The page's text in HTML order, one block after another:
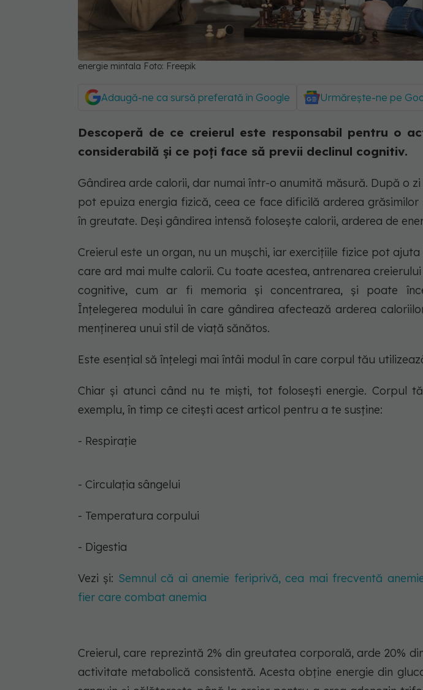
energie mintala Foto: Freepik
Adaugă-ne ca sursă preferată în Google Urmărește-ne pe
Descoperă de ce creierul este responsabil pentru o
considerabilă și ce poți face să previi declinul cognitiv.
Gândirea arde calorii, dar numai într-o anumită măsură. După o
pot epuiza energia fizică, ceea ce face dificilă arderea
în greutate. Deși gândirea intensă folosește calorii, arderea de
Creierul este un organ, nu un mușchi, iar exercițiile fizice pot
care ard mai multe calorii. Cu toate acestea, antrenarea
cognitive, cum ar fi memoria și concentrarea, și poate
Înțelegerea modului în care gândirea afectează arderea
menținerea unui stil de viață sănătos.
Este esențial să înțelegi mai întâi modul în care corpul tău
Chiar și atunci când nu te miști, tot folosești energie. Corpul
exemplu, în timp ce citești acest articol pentru a te susține:
- Respirație
- Circulația sângelui
- Temperatura corpului
- Digestia
Vezi și: Semnul că ai anemie feriprivă, cea mai frecventă
fier care combat anemia
Creierul, care reprezintă 2% din greutatea corporală, arde 20%
activitate metabolică consistentă. Acesta obține energie din